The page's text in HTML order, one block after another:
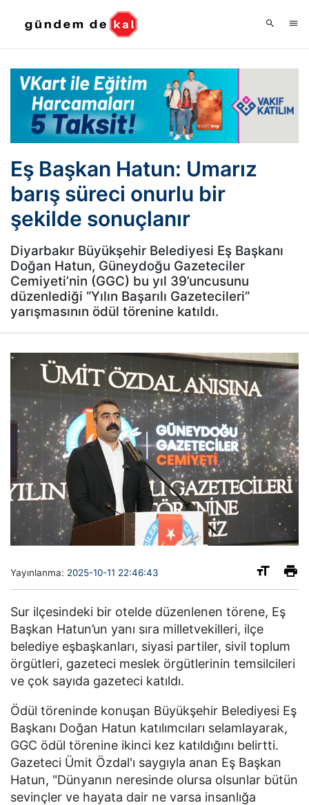
Eş Başkan Hatun: Umarız
barış süreci onurlu bir
şekilde sonuçlanır
Diyarbakır Büyükşehir Belediyesi Eş Başkanı
Doğan Hatun, Güneydoğu Gazeteciler
Cemiyeti’nin (GGC) bu yıl 39’uncusunu
düzenlediği “Yılın Başarılı Gazetecileri”
yarışmasının ödül törenine katıldı.
Yayınlanma: 2025-10-11 22:46:43
Sur ilçesindeki bir otelde düzenlenen törene, Eş
Başkan Hatun’un yanı sıra milletvekilleri, ilçe
belediye eşbaşkanları, siyasi partiler, sivil toplum
örgütleri, gazeteci meslek örgütlerinin temsilcileri
ve çok sayıda gazeteci katıldı.
Ödül töreninde konuşan Büyükşehir Belediyesi Eş
Başkanı Doğan Hatun katılımcıları selamlayarak,
GGC ödül törenine ikinci kez katıldığını belirtti.
Gazeteci Ümit Özdal'ı saygıyla anan Eş Başkan
Hatun, "Dünyanın neresinde olursa olsunlar bütün
sevinçler ve hayata dair ne varsa insanlığa